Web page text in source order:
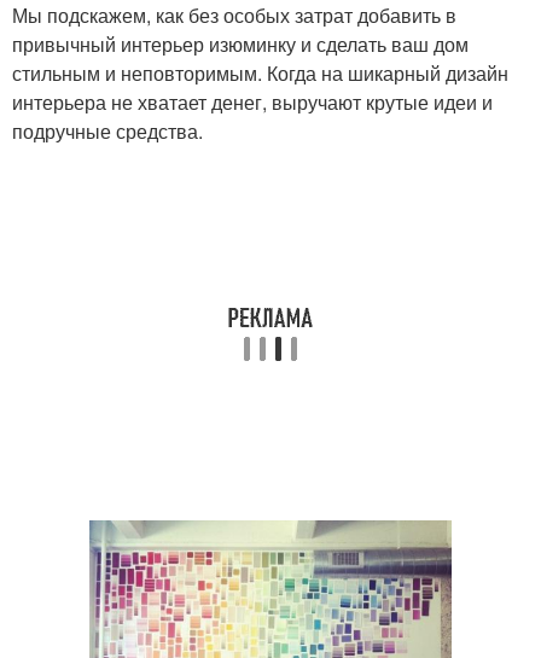
Мы подскажем, как без особых затрат добавить в
привычный интерьер изюминку и сделать ваш дом
стильным и неповторимым. Когда на шикарный дизайн
интерьера не хватает денег, выручают крутые идеи и
подручные средства.